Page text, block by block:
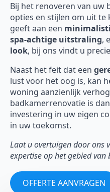
Bij het renoveren van uw
opties en stijlen om uit te
geeft aan een
spa-achtige uitstraling,
look, bij ons vindt u
Naast het feit dat een
lust voor het oog is, kan
woning aanzienlijk
badkamerrenovatie is
investering in uw eigen
in uw toekomst.
Laat u overtuigen door ons
expertise op het gebied
OFFERTE AANVRAGEN